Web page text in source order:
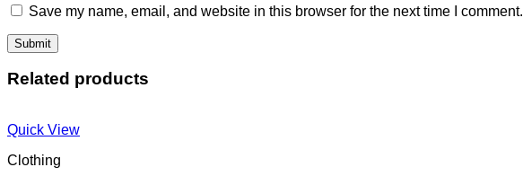
Save my name, email, and website in this browser for the next time I comment.
Related products
Quick View
Clothing